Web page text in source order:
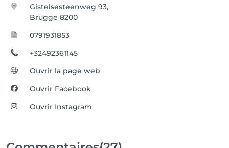
Gistelsesteenweg 93,
Brugge 8200
0791931853
+32492361145
Ouvrir la page web
Ouvrir Facebook
Ouvrir Instagram